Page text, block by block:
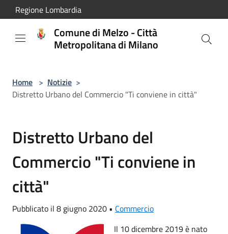
Salta al contenuto principale
Regione Lombardia
Comune di Melzo - Città
Metropolitana di Milano
Home > Notizie >
Distretto Urbano del Commercio "Ti conviene in città"
Distretto Urbano del
Commercio "Ti conviene in
città"
Pubblicato il 8 giugno 2020 • Commercio
Il 10 dicembre 2019 è nato